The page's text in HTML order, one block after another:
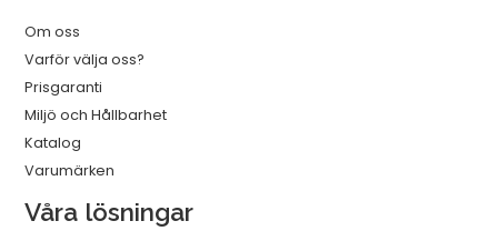
Om oss
Varför välja oss?
Prisgaranti
Miljö och Hållbarhet
Katalog
Varumärken
Våra lösningar